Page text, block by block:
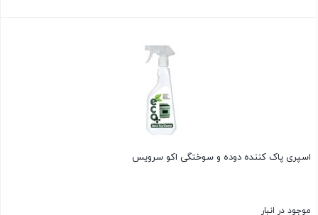
اسپری پاک کننده دوده و سوختگی اکو سرویس
موجود در انبار